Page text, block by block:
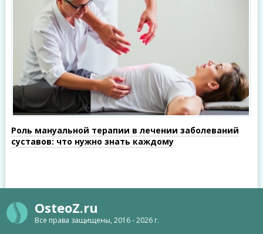
Роль мануальной терапии в лечении заболеваний
суставов: что нужно знать каждому
OsteoZ.ru
Все права защищены, 2016 - 2026 г.